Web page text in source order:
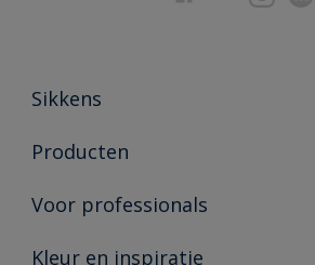
Sikkens
Over Sikkens
Duurzaamheid
Producten
Producten voor binnen
Voor professionals
Advies & service
Kleur en inspiratie